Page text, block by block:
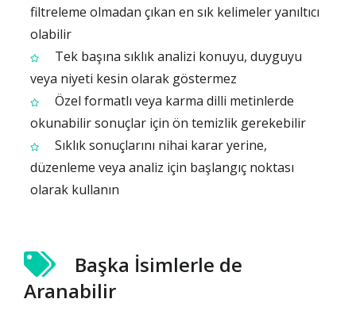
filtreleme olmadan çıkan en sık kelimeler yanıltıcı
olabilir
Tek başına sıklık analizi konuyu, duyguyu
veya niyeti kesin olarak göstermez
Özel formatlı veya karma dilli metinlerde
okunabilir sonuçlar için ön temizlik gerekebilir
Sıklık sonuçlarını nihai karar yerine,
düzenleme veya analiz için başlangıç noktası
olarak kullanın
Başka İsimlerle de
Aranabilir